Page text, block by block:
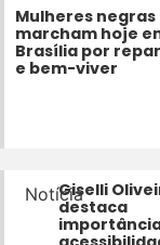
Mulheres negras
marcham hoje
Brasília por
e bem-viver
NotíciaGiselli
destaca